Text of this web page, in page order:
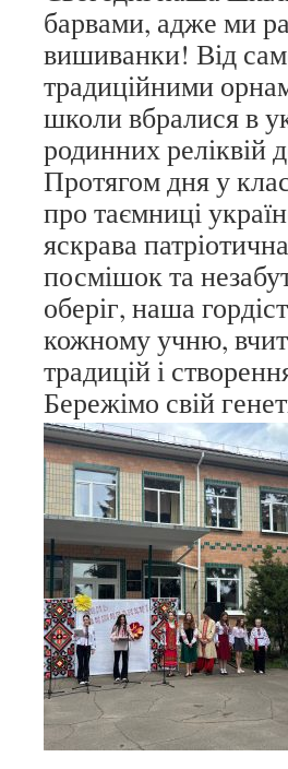
барвами, адже ми
вишиванки! Від
традиційними
школи вбралися в
родинних реліквій
Протягом дня у
про таємниці
яскрава
посмішок та
оберіг, наша
кожному учню,
традицій і
Бережімо свій